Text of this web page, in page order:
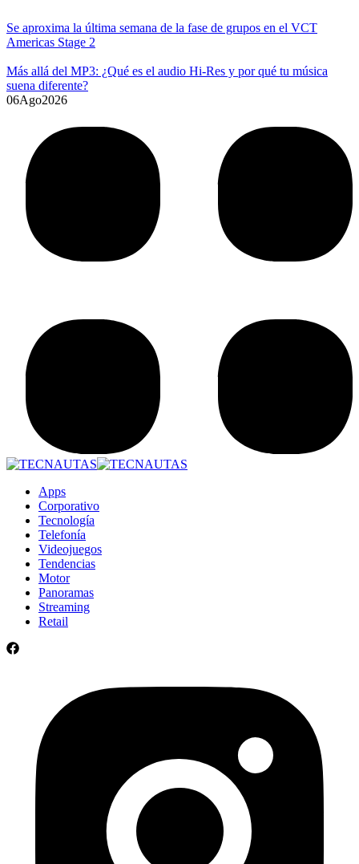
Se aproxima la última semana de la fase de grupos en el VCT
Americas Stage 2
Más allá del MP3: ¿Qué es el audio Hi-Res y por qué tu música
suena diferente?
06Ago2026
Apps
Corporativo
Tecnología
Telefonía
Videojuegos
Tendencias
Motor
Panoramas
Streaming
Retail